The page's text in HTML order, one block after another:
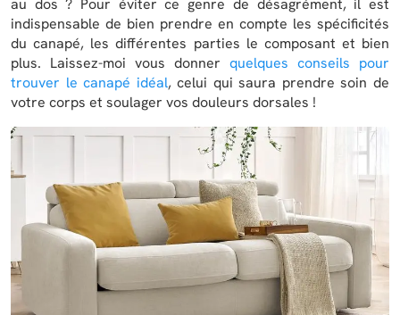
au dos ? Pour éviter ce genre de désagrément, il est
indispensable de bien prendre en compte les spécificités
du canapé, les différentes parties le composant et bien
plus. Laissez-moi vous donner quelques conseils pour
trouver le canapé idéal, celui qui saura prendre soin de
votre corps et soulager vos douleurs dorsales !